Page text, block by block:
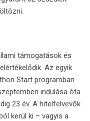
támogatások és
Az egyik
Start programban
indulása óta
23 év. A hitelfelvevők
kerül ki – vagyis a